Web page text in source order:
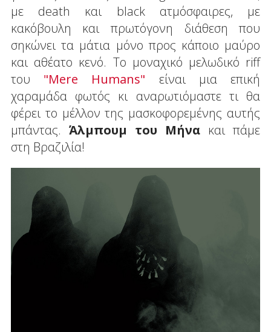
με death και black ατμόσφαιρες, με
κακόβουλη και πρωτόγονη διάθεση που
σηκώνει τα μάτια μόνο προς κάποιο μαύρο
και αθέατο κενό. Το μοναχικό μελωδικό riff
του "Mere Humans" είναι μια επική
χαραμάδα φωτός κι αναρωτιόμαστε τι θα
φέρει το μέλλον της μασκοφορεμένης αυτής
μπάντας. Άλμπουμ του Μήνα και πάμε
στη Βραζιλία!